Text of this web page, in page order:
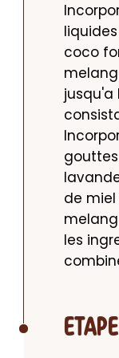
coco
jusqu'a
de miel
les